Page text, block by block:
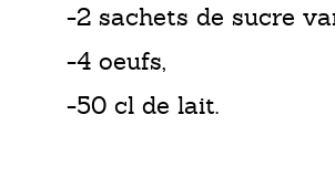
-2 sachets de sucre
-4 oeufs,
-50 cl de lait.